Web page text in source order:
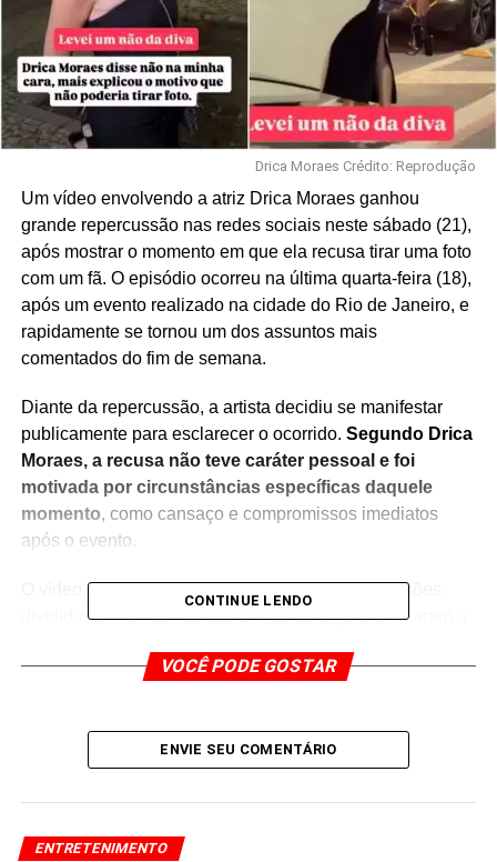
Drica Moraes Crédito: Reprodução
Um vídeo envolvendo a atriz Drica Moraes ganhou
grande repercussão nas redes sociais neste sábado (21),
após mostrar o momento em que ela recusa tirar uma foto
com um fã. O episódio ocorreu na última quarta-feira (18),
após um evento realizado na cidade do Rio de Janeiro, e
rapidamente se tornou um dos assuntos mais
comentados do fim de semana.
Diante da repercussão, a artista decidiu se manifestar
publicamente para esclarecer o ocorrido. Segundo Drica
Moraes, a recusa não teve caráter pessoal e foi
motivada por circunstâncias específicas daquele
momento, como cansaço e compromissos imediatos
após o evento.
O vídeo viralizou nas redes sociais, gerando opiniões
divididas entre internautas. Enquanto alguns criticaram a
ressaltando que figuras públicas também têm limites e
especialmente em situações fora de ambientes
público e destacou que valoriza o carinho dos
CONTINUE LENDO
VOCÊ PODE GOSTAR
ENVIE SEU COMENTÁRIO
ENTRETENIMENTO